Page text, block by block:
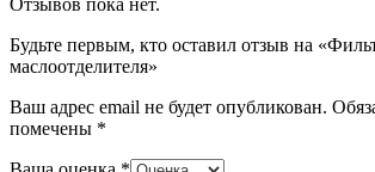
Будьте первым, кто оставил отзыв на
маслоотделителя»
Ваш адрес email не будет опубликован.
помечены *